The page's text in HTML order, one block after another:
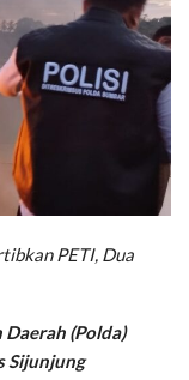
PETI, Dua
Daerah (Polda)
Sijunjung